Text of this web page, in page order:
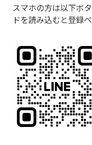
スマホの方は以下ボ
ドを読み込むと登録